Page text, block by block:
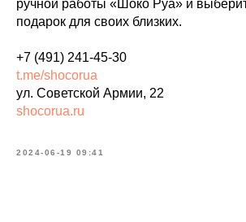
ручной работы «Шоко Руа» и
подарок для своих близких.
+7 (491) 241-45-30
t.me/shocorua
ул. Советской Армии, 22
shocorua.ru
2024-06-19 09:41